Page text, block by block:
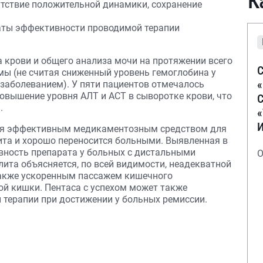
положительной динамики, сохранение
эффективности проводимой терапии
и общего анализа мочи на протяжении всего
(не считая сниженный уровень гемоглобина у
У пяти пациентов отмечалось
уровня АЛТ и ACT в сыворотке крови, что
эффективным медикаментозным средством для
и хорошо переносится больными. Выявленная в
препарата у больных с дистальными
объясняется, по всей видимости, неадекватной
ускоренным пассажем кишечного
кишки. Пентаса с успехом может также
при достижении у больных ремиссии.